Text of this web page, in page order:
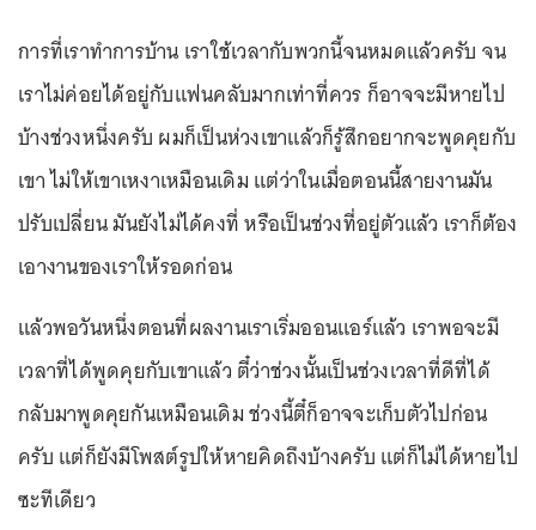
การที่เราทำการบ้าน เราใช้เวลากับพวกนี้จนหมดแล้วครับ จน
เราไม่ค่อยได้อยู่กับแฟนคลับมากเท่าที่ควร ก็อาจจะมีหายไป
บ้างช่วงหนึ่งครับ ผมก็เป็นห่วงเขาแล้วก็รู้สึกอยากจะพูดคุยกับ
เขา ไม่ให้เขาเหงาเหมือนเดิม แต่ว่าในเมื่อตอนนี้สายงานมัน
ปรับเปลี่ยน มันยังไม่ได้คงที่ หรือเป็นช่วงที่อยู่ตัวแล้ว เราก็ต้อง
เอางานของเราให้รอดก่อน
แล้วพอวันหนึ่งตอนที่ผลงานเราเริ่มออนแอร์แล้ว เราพอจะมี
เวลาที่ได้พูดคุยกับเขาแล้ว ตี๋ว่าช่วงนั้นเป็นช่วงเวลาที่ดีที่ได้
กลับมาพูดคุยกันเหมือนเดิม ช่วงนี้ตี๋ก็อาจจะเก็บตัวไปก่อน
ครับ แต่ก็ยังมีโพสต์รูปให้หายคิดถึงบ้างครับ แต่ก็ไม่ได้หายไป
ซะทีเดียว